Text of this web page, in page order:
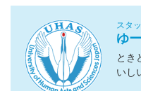
スタ
ゆ
とき
いし